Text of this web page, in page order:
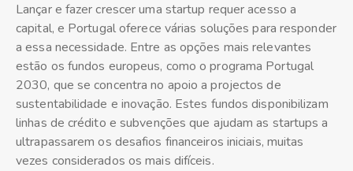
Lançar e fazer crescer uma startup requer acesso a
capital, e Portugal oferece várias soluções para responder
a essa necessidade. Entre as opções mais relevantes
estão os fundos europeus, como o programa Portugal
2030, que se concentra no apoio a projectos de
sustentabilidade e inovação. Estes fundos disponibilizam
linhas de crédito e subvenções que ajudam as startups a
ultrapassarem os desafios financeiros iniciais, muitas
vezes considerados os mais difíceis.